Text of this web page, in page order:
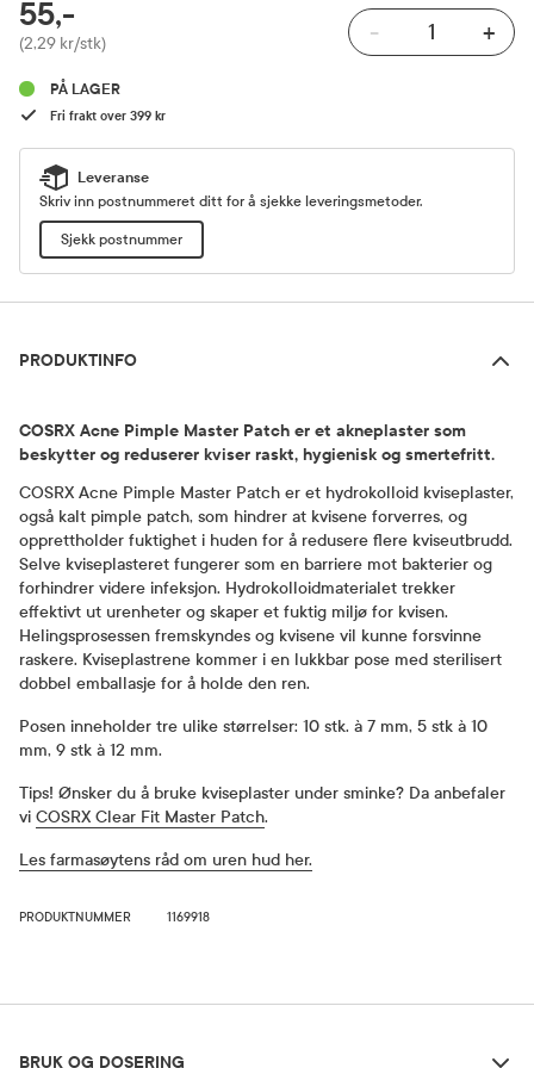
Pris
55,-
(2,29 kr/stk) - +
PÅ LAGER
Fri frakt over 399 kr
Leveranse
Skriv inn postnummeret ditt for å sjekke leveringsmetoder.
Sjekk postnummer
PRODUKTINFO
COSRX Acne Pimple Master Patch er et akneplaster som
beskytter og reduserer kviser raskt, hygienisk og smertefritt.
COSRX Acne Pimple Master Patch er et hydrokolloid kviseplaster,
også kalt pimple patch, som hindrer at kvisene forverres, og
opprettholder fuktighet i huden for å redusere flere kviseutbrudd.
Selve kviseplasteret fungerer som en barriere mot bakterier og
forhindrer videre infeksjon. Hydrokolloidmaterialet trekker
effektivt ut urenheter og skaper et fuktig miljø for kvisen.
Helingsprosessen fremskyndes og kvisene vil kunne forsvinne
raskere. Kviseplastrene kommer i en lukkbar pose med sterilisert
dobbel emballasje for å holde den ren.
Posen inneholder tre ulike størrelser: 10 stk. à 7 mm, 5 stk à 10
mm, 9 stk à 12 mm.
Tips! Ønsker du å bruke kviseplaster under sminke? Da anbefaler
vi COSRX Clear Fit Master Patch.
Les farmasøytens råd om uren hud her.
PRODUKTNUMMER 1169918
BRUK OG DOSERING